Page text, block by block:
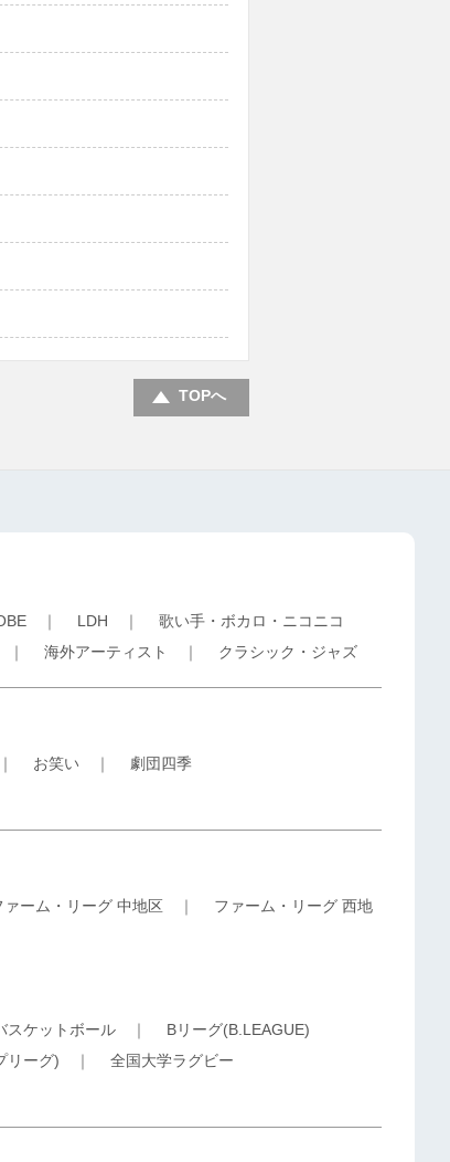
TOPへ
｜ LDH ｜ 歌い手・ボカロ・ニコニコ
｜ 海外アーティスト ｜ クラシック・ジャズ
お笑い ｜ 劇団四季
ァーム・リーグ 中地区 ｜ ファーム・リーグ 西地
スケットボール ｜ Bリーグ(B.LEAGUE)
リーグ) ｜ 全国大学ラグビー